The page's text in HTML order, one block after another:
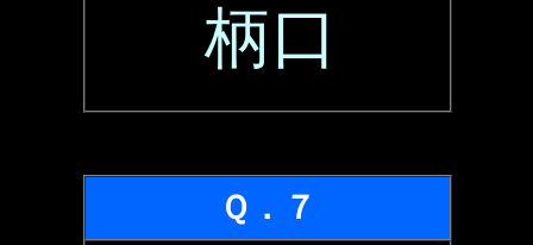
柄口
Ｑ．７